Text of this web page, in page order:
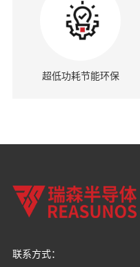
超低功耗节能环保
联系方式：